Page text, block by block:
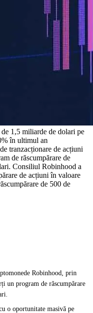
1,5 miliarde de dolari pe
în ultimul an
tranzacționare de acțiuni
de răscumpărare de
Consiliul Robinhood a
de acțiuni în valoare
de 500 de
Robinhood, prin
un program de răscumpărare
o oportunitate masivă pe